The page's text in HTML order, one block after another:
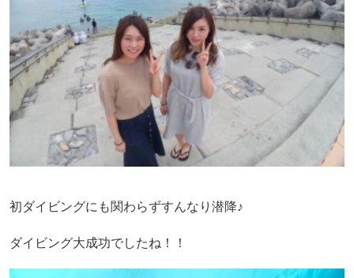
初ダイビングにも関わらずすんなり潜降♪
ダイビング大成功でしたね！！